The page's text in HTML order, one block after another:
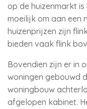
op de huizenmarkt
moeilijk om aan een
huizenprijzen zijn
bieden vaak flink
Bovendien zijn er in
woningen gebouwd
woningbouw
afgelopen kabinet.